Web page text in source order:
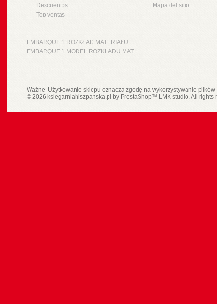
Descuentos
Top ventas
Mapa del sitio
EMBARQUE 1 ROZKŁAD MATERIAŁU
EMBARQUE 1 MODEL ROZKŁADU MAT.
Ważne: Użytkowanie sklepu oznacza zgodę na wykorzystywanie
© 2026 ksiegarniahiszpanska.pl by PrestaShop™ LMK studio. All rights